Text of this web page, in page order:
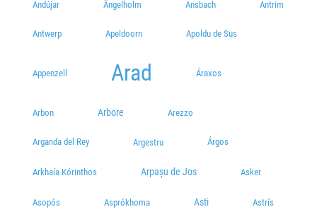
Plecări / Sosiri
Statia Orizont-Burdujeni
Agentia TRANS-NICOLAESCU - Centru Statie Mc' Donald's
Strada Cernăuți, 720021
Calea Burdujeni 5
Andújar Ängelholm Ansbach Antrim
Antwerp Apeldoorn Apoldu de Sus
Appenzell Arad Áraxos
Arbon Arbore Arezzo
Arganda del Rey Argestru Árgos
Arkhaía Kórinthos Arpașu de Jos Asker
Asopós Asprókhoma Asti Astrís